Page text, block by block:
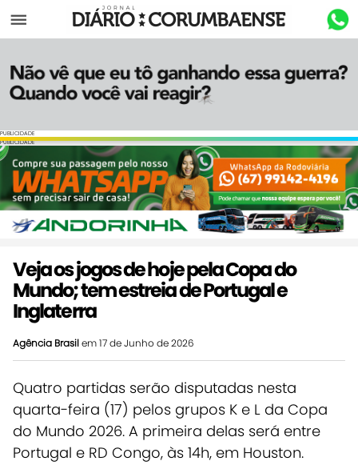
Menu
PUBLICIDADE
PUBLICIDADE
Veja os jogos de hoje pela Copa do
Mundo; tem estreia de Portugal e
Inglaterra
Agência Brasilem 17 de Junho de 2026
Quatro partidas serão disputadas nesta
quarta-feira (17) pelos grupos K e L da Copa
do Mundo 2026. A primeira delas será entre
Portugal e RD Congo, às 14h, em Houston.